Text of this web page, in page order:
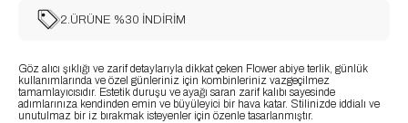
2.ÜRÜNE %30 İNDİRİM
Göz alıcı şıklığı ve zarif detaylarıyla dikkat çeken Flower abiye terlik, günlük
kullanımlarında ve özel günleriniz için kombinleriniz vazgeçilmez
tamamlayıcısıdır. Estetik duruşu ve ayağı saran zarif kalıbı sayesinde
adımlarınıza kendinden emin ve büyüleyici bir hava katar. Stilinizde iddialı ve
unutulmaz bir iz bırakmak isteyenler için özenle tasarlanmıştır.